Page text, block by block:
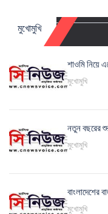
মুখোমুখি
শাওমি নিয়ে
মুখোমুখি
নতুন বছরের
মুখোমুখি
বাংলাদেশের
মুখোমুখি